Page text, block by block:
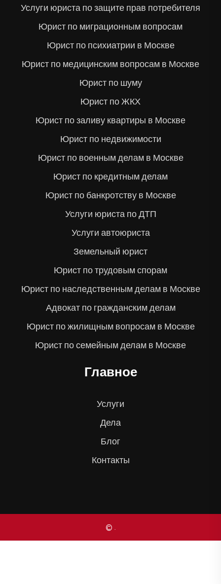
Услуги юриста по защите прав потребителя
Юрист по миграционным вопросам
Юрист по психиатрии в Москве
Юрист по медицинским вопросам в Москве
Юрист по шуму
Юрист по ЖКХ
Юрист по заливу квартиры в Москве
Юрист по недвижимости
Юрист по военным делам в Москве
Юрист по кредитным делам
Юрист по банкротству в Москве
Услуги юриста по ДТП
Услуги автоюриста
Земельный юрист
Юрист по трудовым спорам
Юрист по наследственным делам в Москве
Адвокат по гражданским делам
Юрист по жилищным вопросам в Москве
Юрист по семейным делам в Москве
Главное
Услуги
Дела
Блог
Контакты
© .